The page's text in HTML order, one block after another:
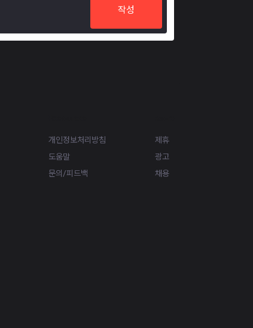
작성
개인정보처리방침
도움말
문의/피드백
제휴
광고
채용